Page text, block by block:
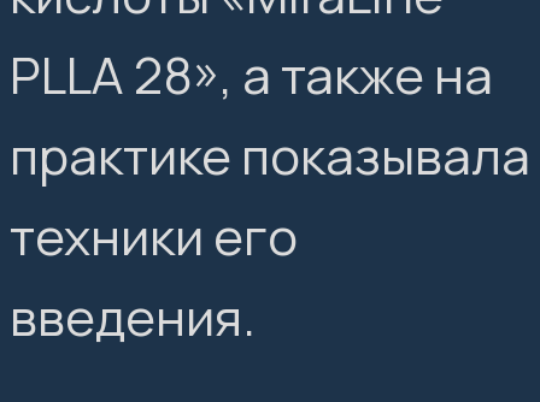
PLLA 28», а также на
практике показывала
техники его
введения.